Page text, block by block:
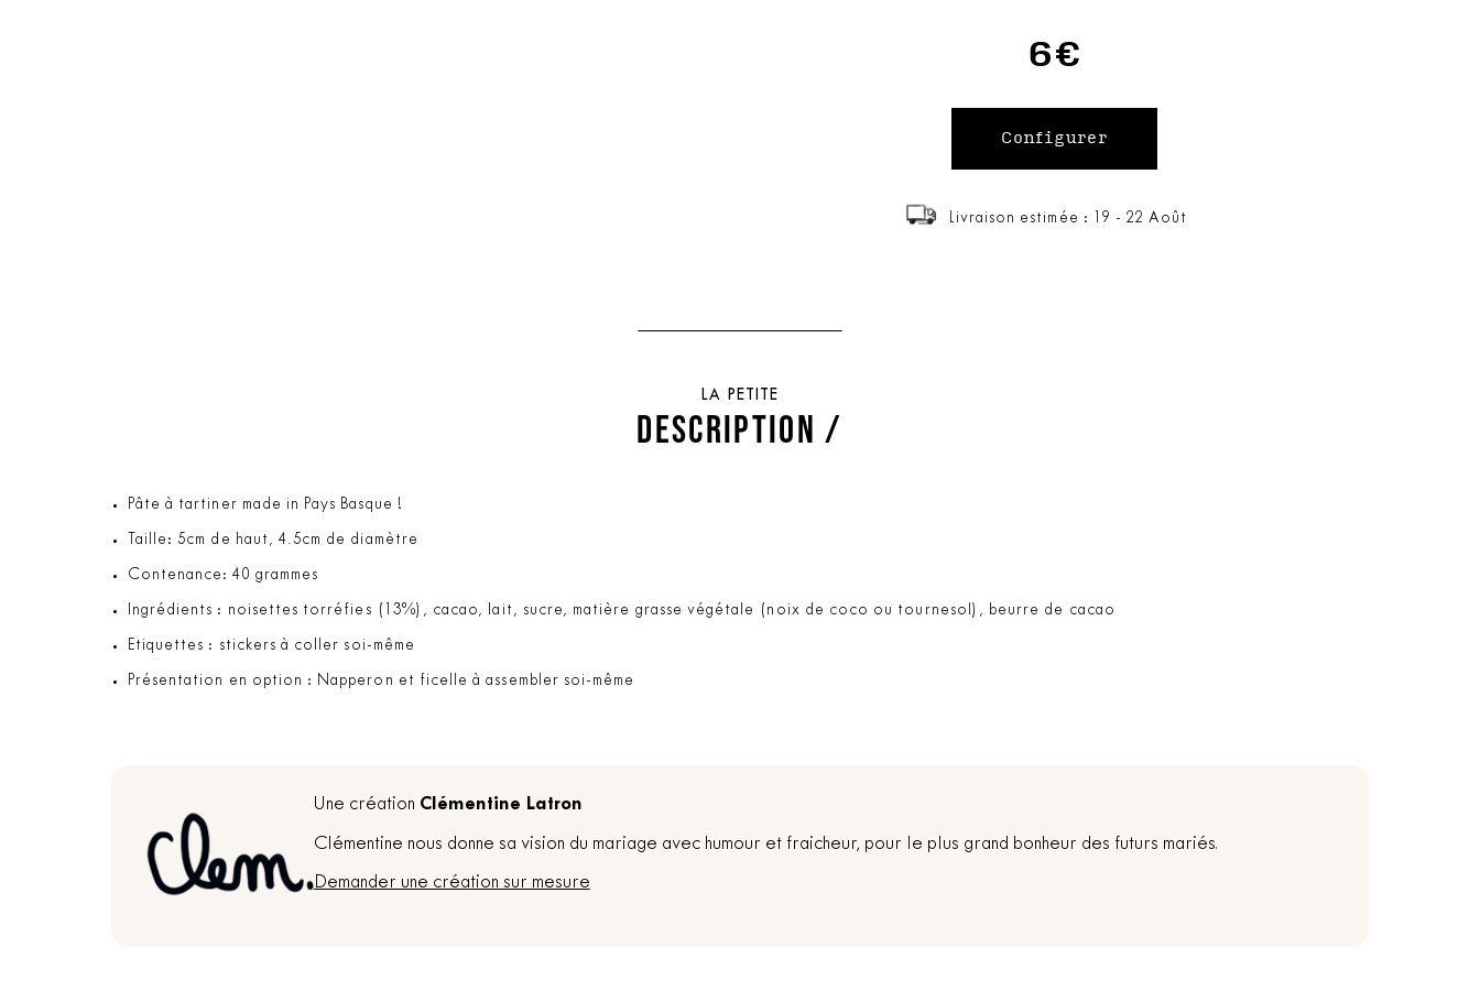
6€
Livraison estimée : 19 - 22 Août
LA PETITE
DESCRIPTION /
Pâte à tartiner made in Pays Basque !
Taille: 5cm de haut, 4.5cm de diamètre
Contenance: 40 grammes
Ingrédients : noisettes torréfies (13%), cacao, lait, sucre, matière grasse végétale (noix de coco ou tournesol), beurre de cacao
Etiquettes : stickers à coller soi-même
Présentation en option : Napperon et ficelle à assembler soi-même
Une création Clémentine Latron
Clémentine nous donne sa vision du mariage avec humour et fraicheur, pour le plus grand bonheur des futurs mariés.
Demander une création sur mesure